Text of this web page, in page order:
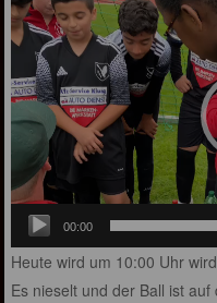
Player
00:00
Heute wird um 10:00 Uhr
Es nieselt und der Ball ist